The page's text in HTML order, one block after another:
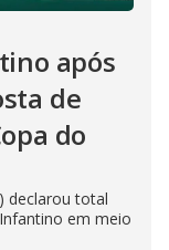
após
de
do
declarou total
em meio